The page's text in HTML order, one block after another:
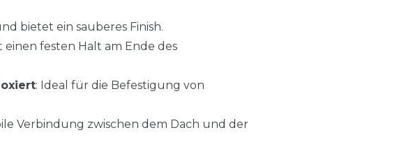
bietet ein sauberes Finish.
einen festen Halt am Ende des
: Ideal für die Befestigung von
Verbindung zwischen dem Dach und der